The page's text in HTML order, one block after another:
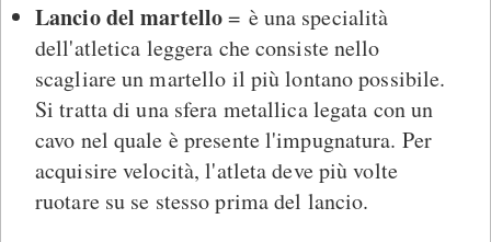
Lancio del martello= è una specialità
dell'atletica leggera che consiste nello
scagliare un martello il più lontano possibile.
Si tratta di una sfera metallica legata con un
cavo nel quale è presente l'impugnatura. Per
acquisire velocità, l'atleta deve più volte
ruotare su se stesso prima del lancio.